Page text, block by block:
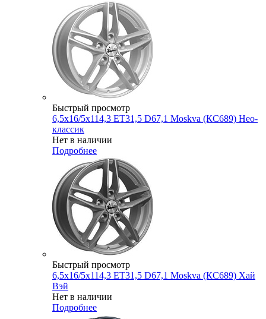
Быстрый просмотр
6,5x16/5x114,3 ET31,5 D67,1 Moskva (КС689) Нео-
классик
Нет в наличии
Подробнее
Быстрый просмотр
6,5x16/5x114,3 ET31,5 D67,1 Moskva (КС689) Хай
Вэй
Нет в наличии
Подробнее